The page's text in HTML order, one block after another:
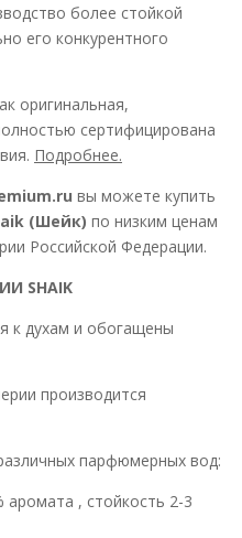
более стойкой
его конкурентного
оригинальная,
сертифицирована
Подробнее.
вы можете купить
(Шейк) по низким ценам
Российской Федерации.
SHAIK
к духам и обогащены
производится
парфюмерных вод:
, стойкость 2-3